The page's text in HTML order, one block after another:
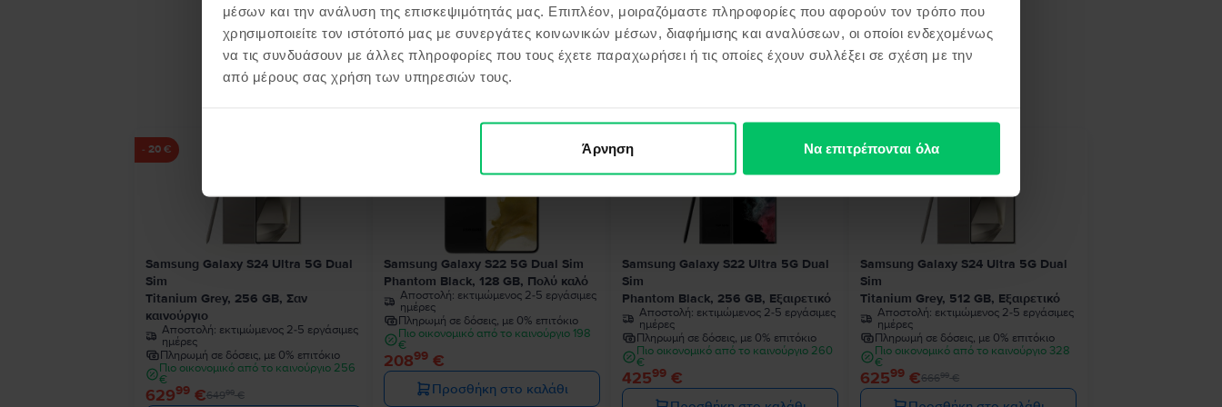
μέσων και την ανάλυση της επισκεψιμότητάς μας. Επιπλέον, μοιραζόμαστε πληροφορίες που αφορούν τον τρόπο που
χρησιμοποιείτε τον ιστότοπό μας με συνεργάτες κοινωνικών μέσων, διαφήμισης και αναλύσεων, οι οποίοι ενδεχομένως
να τις συνδυάσουν με άλλες πληροφορίες που τους έχετε παραχωρήσει ή τις οποίες έχουν συλλέξει σε σχέση με την
από μέρους σας χρήση των υπηρεσιών τους.
Άρνηση Να επιτρέπονται όλα
Προϊόντα παρόμοια με την αναζήτησή σου
- 20 €
Samsung Galaxy S24 Ultra 5G Dual
Sim
Titanium Grey, 256 GB, Σαν
καινούργιο
Αποστολή: εκτιμώμενος 2-5 εργάσιμες
ημέρες
Πληρωμή σε δόσεις, με 0% επιτόκιο
Πιο οικονομικό από το καινούργιο 256
€
62999€64999€
Samsung Galaxy S22 5G Dual Sim
Phantom Black, 128 GB, Πολύ καλό
Αποστολή: εκτιμώμενος 2-5 εργάσιμες
ημέρες
Πληρωμή σε δόσεις, με 0% επιτόκιο
Πιο οικονομικό από το καινούργιο 198
€
20899€
Προσθήκη στο καλάθι
Samsung Galaxy S22 Ultra 5G Dual
Sim
Phantom Black, 256 GB, Εξαιρετικό
Αποστολή: εκτιμώμενος 2-5 εργάσιμες
ημέρες
Πληρωμή σε δόσεις, με 0% επιτόκιο
Πιο οικονομικό από το καινούργιο 260
€
42599 €
- 41 €
Samsung Galaxy S24 Ultra 5G Dual
Sim
Titanium Grey, 512 GB, Εξαιρετικό
Αποστολή: εκτιμώμενος 2-5 εργάσιμες
ημέρες
Πληρωμή σε δόσεις, με 0% επιτόκιο
Πιο οικονομικό από το καινούργιο 328
€
62599 €66699€